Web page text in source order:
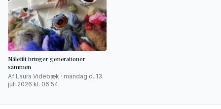
Nålefilt bringer generationer
sammen
Af Laura Videbæk · mandag d. 13.
juli 2026 kl. 06.54